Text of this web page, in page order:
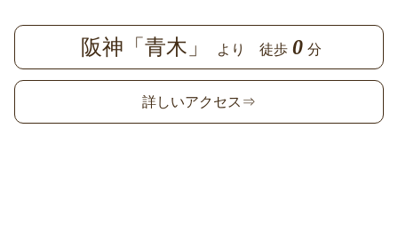
阪神「青木」 より 徒歩 0 分
詳しいアクセス⇒